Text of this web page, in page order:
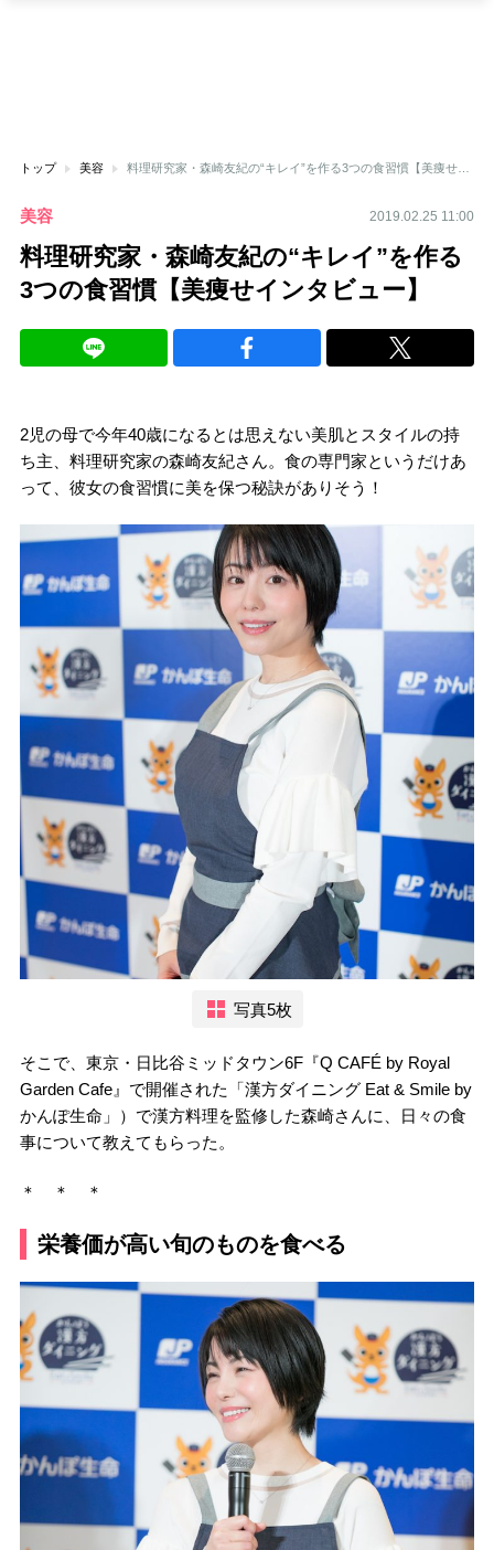
トップ 美容 料理研究家・森崎友紀の“キレイ”を作る3つの食習慣【美痩せインタビュー】
美容 2019.02.25 11:00
料理研究家・森崎友紀の“キレイ”を作る
3つの食習慣【美痩せインタビュー】
2児の母で今年40歳になるとは思えない美肌とスタイルの持
ち主、料理研究家の森崎友紀さん。食の専門家というだけあ
って、彼女の食習慣に美を保つ秘訣がありそう！
写真5枚
そこで、東京・日比谷ミッドタウン6F『Q CAFÉ by Royal
Garden Cafe』で開催された「漢方ダイニング Eat & Smile by
かんぽ生命」）で漢方料理を監修した森崎さんに、日々の食
事について教えてもらった。
＊ ＊ ＊
栄養価が高い旬のものを食べる